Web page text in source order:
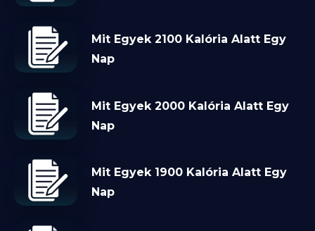
Mit Egyek 2100 Kalória Alatt Egy
Nap
Mit Egyek 2000 Kalória Alatt Egy
Nap
Mit Egyek 1900 Kalória Alatt Egy
Nap